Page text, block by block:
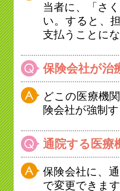
当者に、「さ
い。すると、
支払うことに
保険会社が治
どこの医療機
険会社が強制
通院する医療
保険会社に、
で変更できま